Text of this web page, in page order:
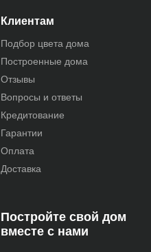
Клиентам
Подбор цвета дома
Построенные дома
Отзывы
Вопросы и ответы
Кредитование
Гарантии
Оплата
Доставка
Постройте свой дом
вместе с нами